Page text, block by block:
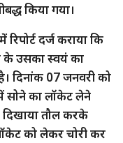
किया गया।
रिपोर्ट दर्ज कराया कि
के उसका स्वयं का
दिनांक 07 जनवरी को
में सोने का लॉकेट लेने
तौल करके
को लेकर चोरी कर